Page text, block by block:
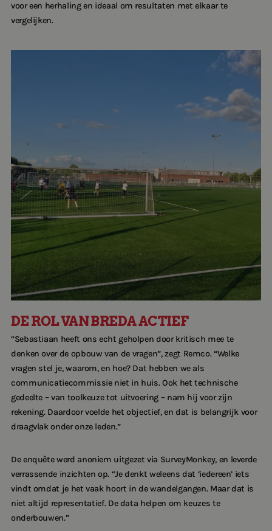
voor een herhaling en ideaal om resultaten met elkaar te
vergelijken.
DE ROL VAN BREDA ACTIEF
“Sebastiaan heeft ons echt geholpen door kritisch mee te
denken over de opbouw van de vragen”, zegt Remco. “Welke
vragen stel je, waarom, en hoe? Dat hebben we als
communicatiecommissie niet in huis. Ook het technische
gedeelte – van toolkeuze tot uitvoering – nam hij voor zijn
rekening. Daardoor voelde het objectief, en dat is belangrijk voor
draagvlak onder onze leden.”
De enquête werd anoniem uitgezet via SurveyMonkey, en leverde
verrassende inzichten op. “Je denkt weleens dat ‘iedereen’ iets
vindt omdat je het vaak hoort in de wandelgangen. Maar dat is
niet altijd representatief. De data helpen om keuzes te
onderbouwen.”